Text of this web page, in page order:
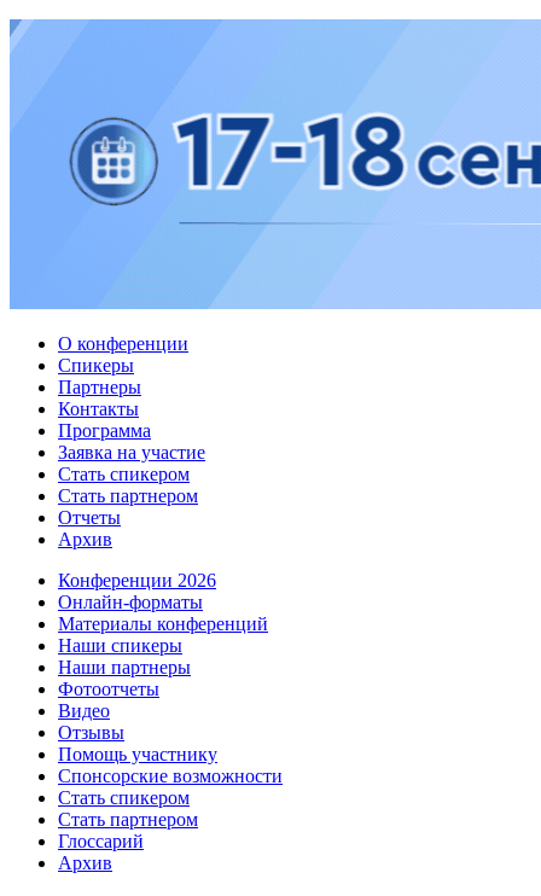
О конференции
Спикеры
Партнеры
Контакты
Программа
Заявка на участие
Стать спикером
Стать партнером
Отчеты
Архив
Конференции 2026
Онлайн-форматы
Материалы конференций
Наши спикеры
Наши партнеры
Фотоотчеты
Видео
Отзывы
Помощь участнику
Спонсорские возможности
Стать спикером
Стать партнером
Глоссарий
Архив